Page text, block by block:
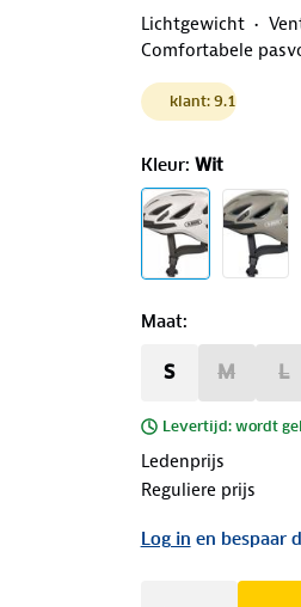
Lichtgewicht
Comfortabele
klant: 9.1
Kleur: Wit
Maat:
S M L
Levertijd: wordt
Ledenprijs
Reguliere prijs
Log in en bespaar